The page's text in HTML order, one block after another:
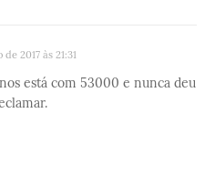
2017 às 21:31
está com 53000 e nunca deu